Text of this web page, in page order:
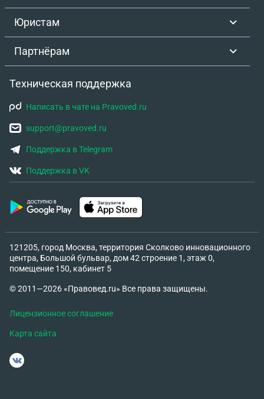
Юристам
Партнёрам
Техническая поддержка
Написать в чате на Pravoved.ru
support@pravoved.ru
Поддержка в Telegram
Поддержка в VK
121205, город Москва, территория Сколково инновационного
центра, Большой бульвар, дом 42 строение 1, этаж 0,
помещение 150, кабинет 5
© 2011—2026 «Правовед.ru» Все права защищены.
Лицензионное соглашение
Карта сайта